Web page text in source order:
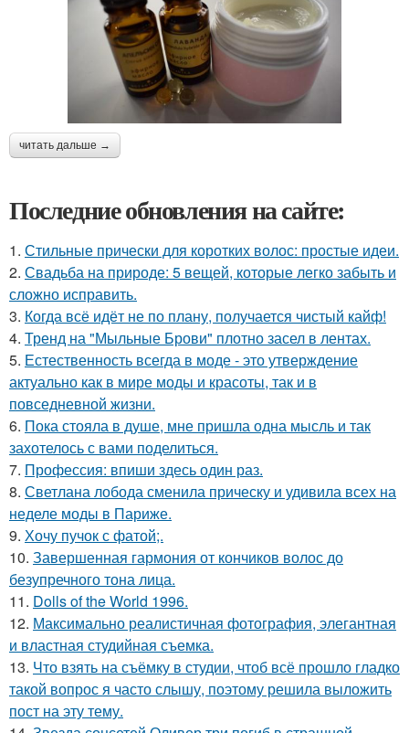
читать дальше →
Последние обновления на сайте:
1. Стильные прически для коротких волос: простые идеи.
2. Свадьба на природе: 5 вещей, которые легко забыть и
сложно исправить.
3. Когда всё идёт не по плану, получается чистый кайф!
4. Тренд на "Мыльные Брови" плотно засел в лентах.
5. Естественность всегда в моде - это утверждение
актуально как в мире моды и красоты, так и в
повседневной жизни.
6. Пока стояла в душе, мне пришла одна мысль и так
захотелось с вами поделиться.
7. Профессия: впиши здесь один раз.
8. Светлана лобода сменила прическу и удивила всех на
неделе моды в Париже.
9. Хочу пучок с фатой;.
10. Завершенная гармония от кончиков волос до
безупречного тона лица.
11. Dolls of the World 1996.
12. Максимально реалистичная фотография, элегантная
и властная студийная съемка.
13. Что взять на съёмку в студии, чтоб всё прошло гладко
такой вопрос я часто слышу, поэтому решила выложить
пост на эту тему.